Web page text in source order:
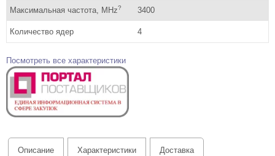
Максимальная частота, MHz? 3400
Количество ядер 4
Посмотреть все характеристики
Описание Характеристики Доставка